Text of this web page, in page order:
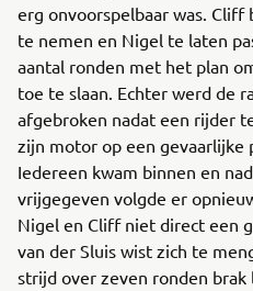
erg onvoorspelbaar was.
te nemen en Nigel te laten
aantal ronden met het plan
toe te slaan. Echter werd de
afgebroken nadat een rijder
zijn motor op een gevaarlijke
Iedereen kwam binnen en
vrijgegeven volgde er
Nigel en Cliff niet direct een
van der Sluis wist zich te
strijd over zeven ronden brak